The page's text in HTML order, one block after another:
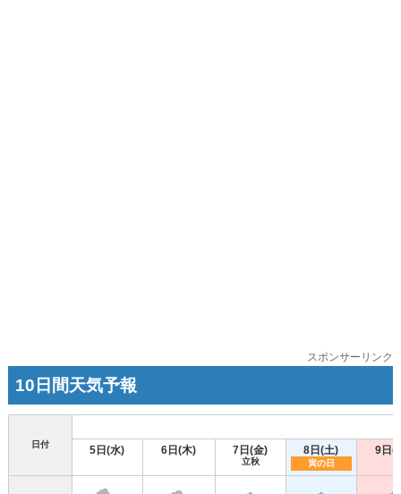
スポンサーリンク
10日間天気予報
日付 5日(水) 6日(木) 7日(金)
立秋
8日(土)
寅の日
9日(